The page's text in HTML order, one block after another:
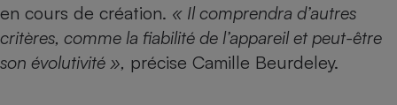
en cours de création. « Il comprendra d’autres
critères, comme la fiabilité de l’appareil et peut-être
son évolutivité », précise Camille Beurdeley.